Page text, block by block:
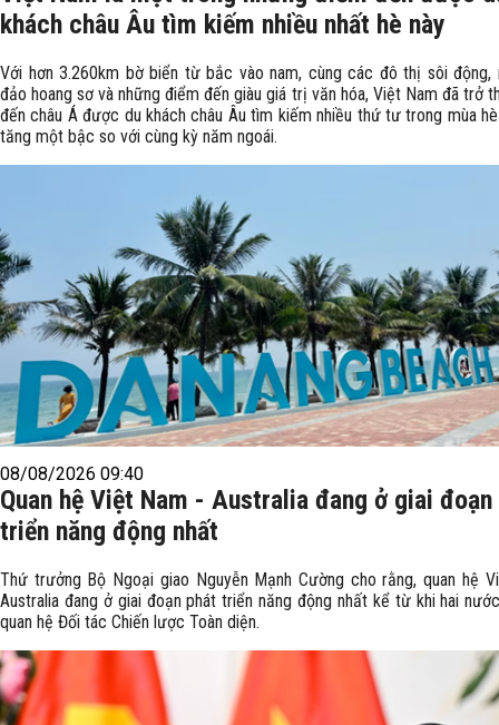
khách châu Âu tìm kiếm nhiều nhất hè này
Với hơn 3.260km bờ biển từ bắc vào nam, cùng các đô thị sôi động,
đảo hoang sơ và những điểm đến giàu giá trị văn hóa, Việt Nam đã trở
đến châu Á được du khách châu Âu tìm kiếm nhiều thứ tư trong mùa
tăng một bậc so với cùng kỳ năm ngoái.
08/08/2026 09:40
Quan hệ Việt Nam - Australia đang ở giai
triển năng động nhất
Thứ trưởng Bộ Ngoại giao Nguyễn Mạnh Cường cho rằng, quan hệ
Australia đang ở giai đoạn phát triển năng động nhất kể từ khi hai
quan hệ Đối tác Chiến lược Toàn diện.